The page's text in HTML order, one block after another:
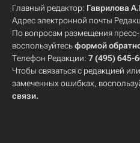
Главный редактор: Гаврилова
Адрес электронной почты
По вопросам размещения
воспользуйтесьформой
Телефон Редакции: 7 (495) 645-
Чтобы связаться с редакцией
замеченных ошибках,
связи.